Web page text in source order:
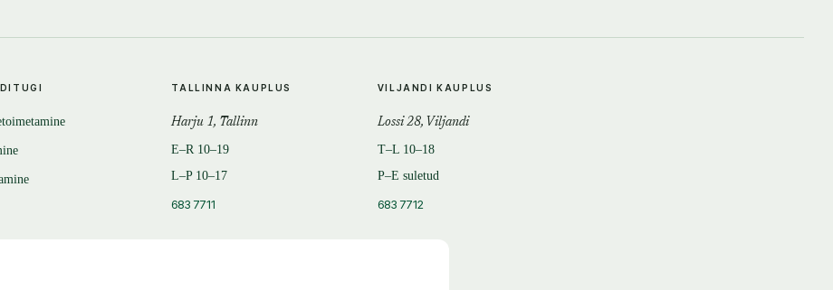
TALLINNA KAUPLUS
Harju 1, Tallinn
E–R 10–19
L–P 10–17
683 7711
VILJANDI KAUPLUS
Lossi 28, Viljandi
T–L 10–18
P–E suletud
683 7712